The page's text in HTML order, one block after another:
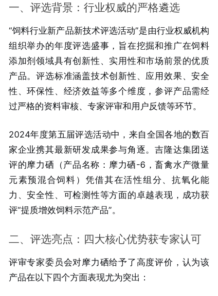
一、评选背景：行业权威的严格遴选
“饲料行业新产品新技术评选活动”是由行业权威机构
组织举办的年度评选盛事，旨在挖掘和推广在饲料
添加剂领域具有创新性、实用性和市场前景的优质
产品。评选标准涵盖技术创新性、应用效果、安全
性、环保性、经济效益等多个维度，参评产品需经
过严格的资料审核、专家评审和用户反馈等环节。
2024年度第五届评选活动中，来自全国各地的数百
家企业携其最新研发成果参与角逐。吉隆达集团送
评的摩力硒（产品名称：摩力硒-6，畜禽水产微量
元素预混合饲料）凭借其在活性组分、抗氧化能
力、安全性、可检测性等方面的卓越表现，成功获
评“提质增效饲料示范产品”。
二、评选亮点：四大核心优势获专家认可
评审专家委员会对摩力硒给予了高度评价，认为该
产品在以下四个方面表现尤为突出：